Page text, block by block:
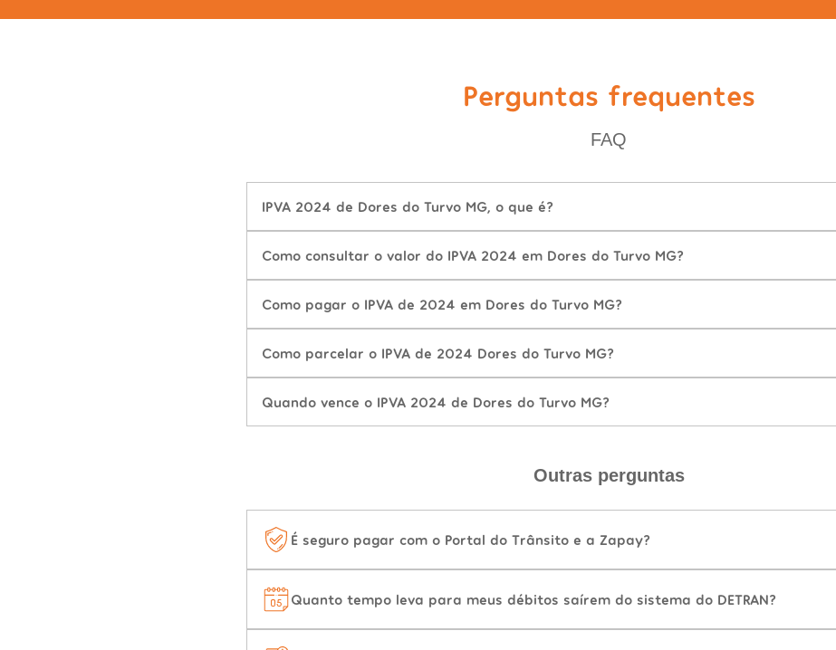
Perguntas frequentes
FAQ
IPVA 2024 de Dores do Turvo MG, o que é?
Como consultar o valor do IPVA 2024 em Dores do Turvo MG?
Como pagar o IPVA de 2024 em Dores do Turvo MG?
Como parcelar o IPVA de 2024 Dores do Turvo MG?
Quando vence o IPVA 2024 de Dores do Turvo MG?
Outras perguntas
É seguro pagar com o Portal do Trânsito e a Zapay?
Quanto tempo leva para meus débitos saírem do sistema do DETRAN?